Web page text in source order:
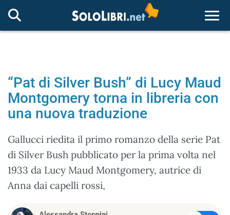
“Pat di Silver Bush” di Lucy Maud
Montgomery torna in libreria con
una nuova traduzione
Gallucci riedita il primo romanzo della serie Pat
di Silver Bush pubblicato per la prima volta nel
1933 da Lucy Maud Montgomery, autrice di
Anna dai capelli rossi,